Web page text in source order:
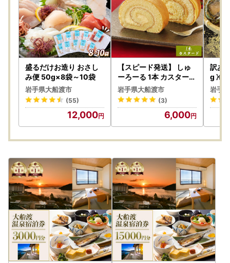
【申込後（発送前）のご案内】
返礼品の発送が開始される際には、ご登録いただいたメール
アドレスに通知メールをお送りいたします。
万が一、寄附者様のご都合により返礼品が発送元事業者へ返
品された場合、再送することはできかねますので、確実にお
受け取りいただけるようご対応をお願いいたします。
また、お届け先の変更をご希望の場合は、下記の問い合わせ
先までお早めにご連絡ください。ただし、発送準備の状況に
よりご希望に添えない場合がございますので、予めご理解い
ただけますと幸いです。
※発送後の配送先変更はお受けできません。その場合は直接
転送時にかかる送料は受取人様のご負担となりますのでご了
承ください。
【お届け後の確認事項】
返礼品がお手元に届きましたら、速やかに中身や状態をご確
認ください。万が一、破損や不備がございました場合には、
大変お手数ですが、写真を添付のうえ、速やかにお問い合わ
せ先までご連絡ください。
なお、受け取り後に一定期間が経過した後のご連絡について
盛るだけお造り おさし
み便 50g×8袋～10袋
岩手県大船渡市
(55)
12,000
【スピード発送】 しゅ
ーろーる 1本 カスタード
冷蔵
岩手県大船渡市
(3)
6,000
訳あ
g 冷
岩手